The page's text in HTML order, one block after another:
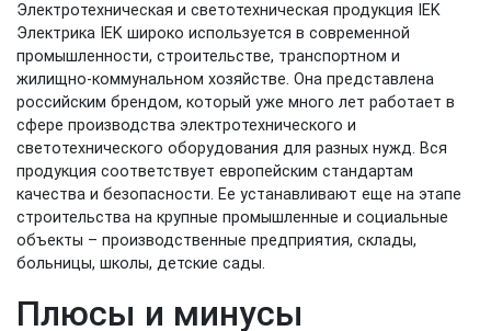
Электротехническая и светотехническая продукция IEK
Электрика IEK широко используется в современной
промышленности, строительстве, транспортном и
жилищно-коммунальном хозяйстве. Она представлена
российским брендом, который уже много лет работает в
сфере производства электротехнического и
светотехнического оборудования для разных нужд. Вся
продукция соответствует европейским стандартам
качества и безопасности. Ее устанавливают еще на этапе
строительства на крупные промышленные и социальные
объекты – производственные предприятия, склады,
больницы, школы, детские сады.
Плюсы и минусы